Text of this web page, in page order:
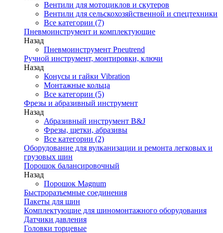
Вентили для мотоциклов и скутеров
Вентили для сельскохозяйственной и спецтехники
Все категории (7)
Пневмоинструмент и комплектующие
Назад
Пневмоинструмент Pneutrend
Ручной инструмент, монтировки, ключи
Назад
Конусы и гайки Vibration
Монтажные кольца
Все категории (5)
Фрезы и абразивный инструмент
Назад
Абразивный инструмент B&J
Фрезы, щетки, абразивы
Все категории (2)
Оборудование для вулканизации и ремонта легковых и
грузовых шин
Порошок балансировочный
Назад
Порошок Magnum
Быстроразъемные соединения
Пакеты для шин
Комплектующие для шиномонтажного оборудования
Датчики давления
Головки торцевые